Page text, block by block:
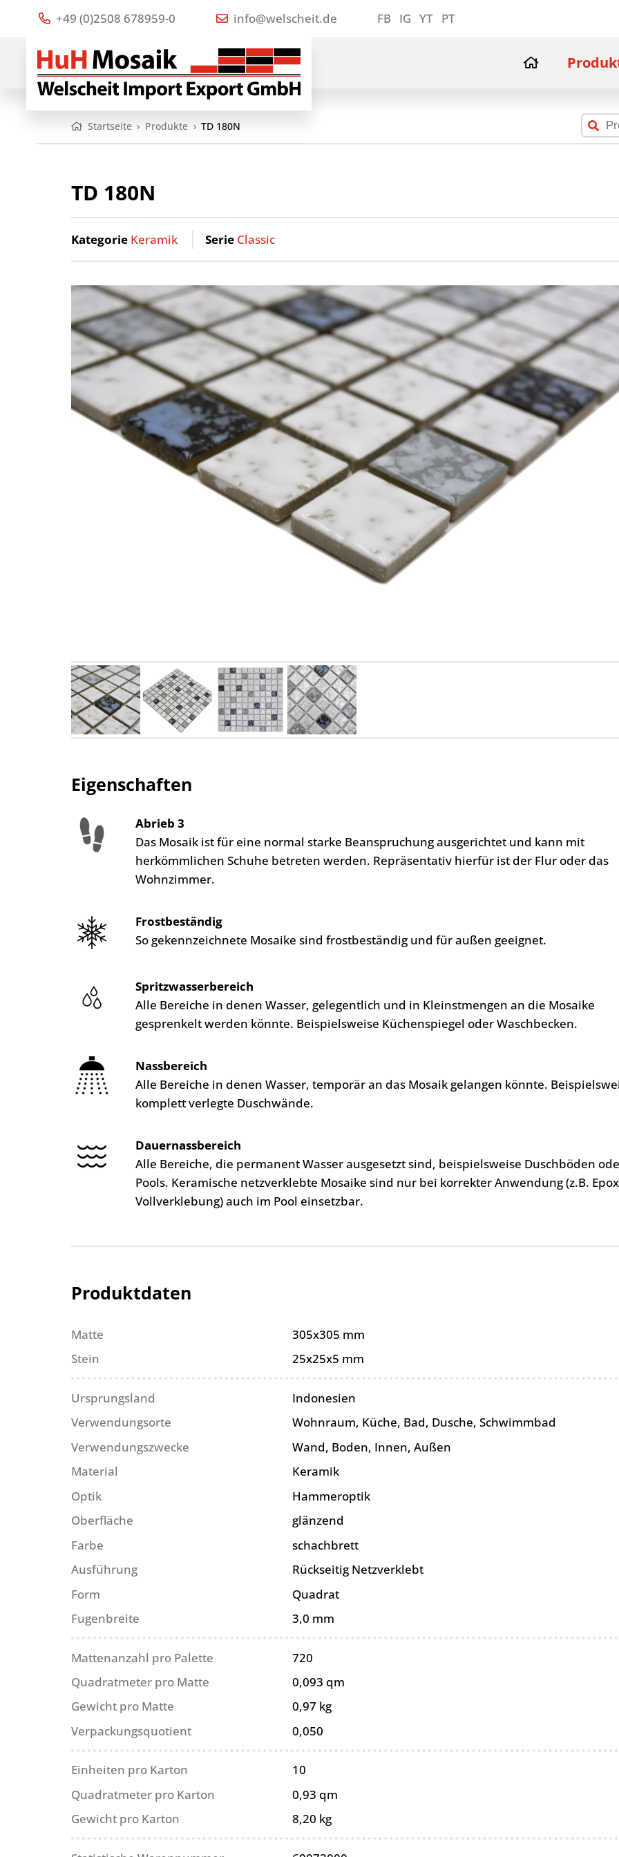
+49 (0)2508 678959-0 info@welscheit.de FB IG YT PT
Startseite › Produkte › TD 180N
TD 180N
Kategorie Keramik Serie Classic
Eigenschaften
Abrieb 3
Das Mosaik ist für eine normal starke Beanspruchung ausgerichtet und kann mit
herkömmlichen Schuhe betreten werden. Repräsentativ hierfür ist der Flur oder das
Wohnzimmer.
Frostbeständig
So gekennzeichnete Mosaike sind frostbeständig und für außen geeignet.
Spritzwasserbereich
Alle Bereiche in denen Wasser, gelegentlich und in Kleinstmengen an die Mosaike
gesprenkelt werden könnte. Beispielsweise Küchenspiegel oder Waschbecken.
Nassbereich
Alle Bereiche in denen Wasser, temporär an das Mosaik gelangen könnte.
komplett verlegte Duschwände.
Dauernassbereich
Alle Bereiche, die permanent Wasser ausgesetzt sind, beispielsweise Duschböden
Pools. Keramische netzverklebte Mosaike sind nur bei korrekter Anwendung (z.B.
Vollverklebung) auch im Pool einsetzbar.
Produktdaten
Matte
305x305 mm
Stein
25x25x5 mm
Ursprungsland
Indonesien
Verwendungsorte
Wohnraum, Küche, Bad, Dusche, Schwimmbad
Verwendungszwecke
Wand, Boden, Innen, Außen
Material
Keramik
Optik
Hammeroptik
Oberfläche
glänzend
Farbe
schachbrett
Ausführung
Rückseitig Netzverklebt
Form
Quadrat
Fugenbreite
3,0 mm
Mattenanzahl pro Palette
720
Quadratmeter pro Matte
0,093 qm
Gewicht pro Matte
0,97 kg
Verpackungsquotient
0,050
Einheiten pro Karton
10
Quadratmeter pro Karton
0,93 qm
Gewicht pro Karton
8,20 kg